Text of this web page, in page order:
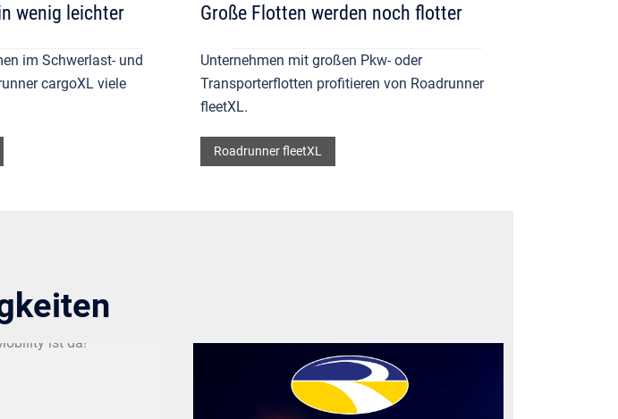
wenig leichter
im Schwerlast- und
cargoXL viele
Große Flotten werden noch flotter
Unternehmen mit großen Pkw- oder
Transporterflotten profitieren von Roadrunner
fleetXL.
Roadrunner fleetXL